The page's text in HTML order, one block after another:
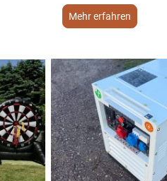
Mehr erfahren